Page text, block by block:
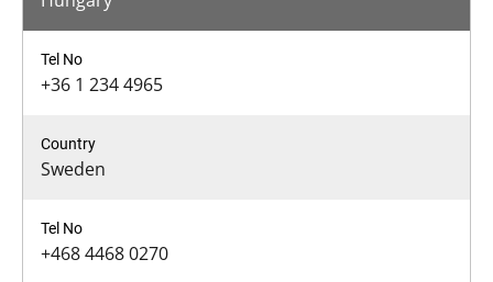
+36 1 234 4965
Sweden
+468 4468 0270